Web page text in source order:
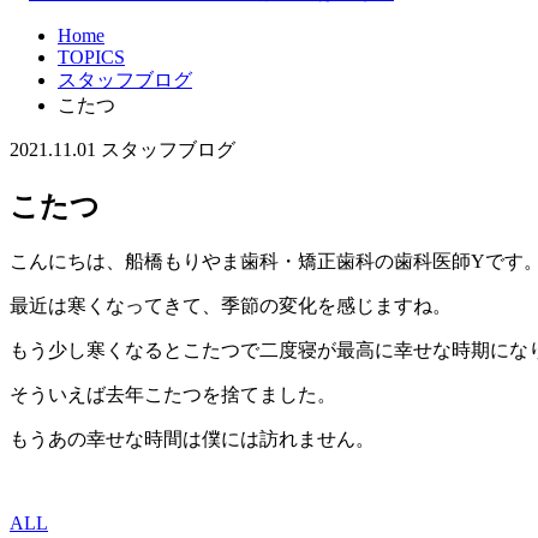
Home
TOPICS
スタッフブログ
こたつ
2021.11.01 スタッフブログ
こたつ
こんにちは、船橋もりやま歯科・矯正歯科の歯科医師Yです。
最近は寒くなってきて、季節の変化を感じますね。
もう少し寒くなるとこたつで二度寝が最高に幸せな時期にな
そういえば去年こたつを捨てました。
もうあの幸せな時間は僕には訪れません。
ALL